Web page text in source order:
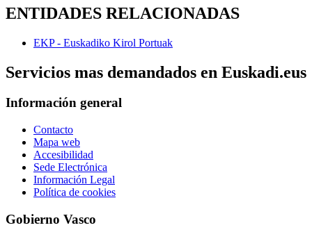
ENTIDADES RELACIONADAS
EKP - Euskadiko Kirol Portuak
Servicios mas demandados en Euskadi.eus
Información general
Contacto
Mapa web
Accesibilidad
Sede Electrónica
Información Legal
Política de cookies
Gobierno Vasco